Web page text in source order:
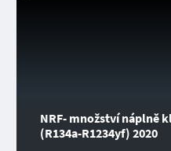
NRF- množství náplně
(R134a-R1234yf) 2020